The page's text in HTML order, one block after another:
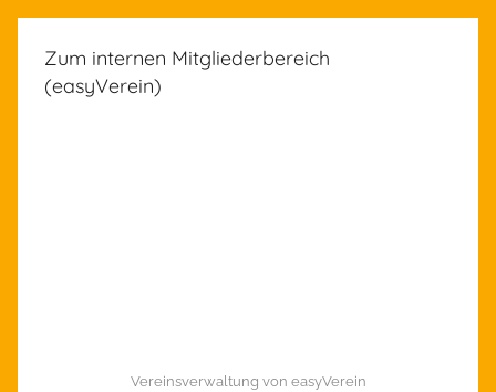
Zum internen Mitgliederbereich
(easyVerein)
Vereinsverwaltung von easyVerein